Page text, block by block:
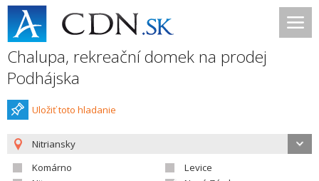
Chalupa, rekreační domek na prodej
Podhájska
Uložiť toto hladanie
Nitriansky
Komárno
Levice